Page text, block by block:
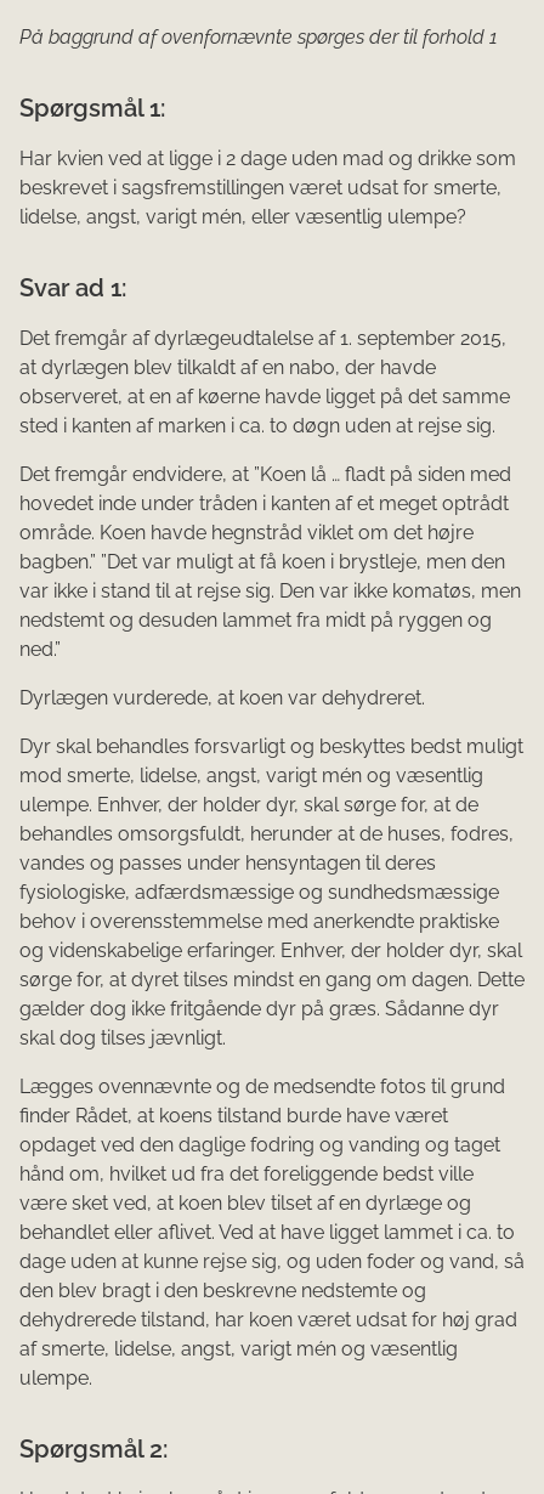
På baggrund af ovenfornævnte spørges der til forhold 1
Spørgsmål 1:
Har kvien ved at ligge i 2 dage uden mad og drikke som
beskrevet i sagsfremstillingen været udsat for smerte,
lidelse, angst, varigt mén, eller væsentlig ulempe?
Svar ad 1:
Det fremgår af dyrlægeudtalelse af 1. september 2015,
at dyrlægen blev tilkaldt af en nabo, der havde
observeret, at en af køerne havde ligget på det samme
sted i kanten af marken i ca. to døgn uden at rejse sig.
Det fremgår endvidere, at ”Koen lå … fladt på siden med
hovedet inde under tråden i kanten af et meget optrådt
område. Koen havde hegnstråd viklet om det højre
bagben.” ”Det var muligt at få koen i brystleje, men den
var ikke i stand til at rejse sig. Den var ikke komatøs, men
nedstemt og desuden lammet fra midt på ryggen og
ned.”
Dyrlægen vurderede, at koen var dehydreret.
Dyr skal behandles forsvarligt og beskyttes bedst muligt
mod smerte, lidelse, angst, varigt mén og væsentlig
ulempe. Enhver, der holder dyr, skal sørge for, at de
behandles omsorgsfuldt, herunder at de huses, fodres,
vandes og passes under hensyntagen til deres
fysiologiske, adfærdsmæssige og sundhedsmæssige
behov i overensstemmelse med anerkendte praktiske
og videnskabelige erfaringer. Enhver, der holder dyr, skal
sørge for, at dyret tilses mindst en gang om dagen. Dette
gælder dog ikke fritgående dyr på græs. Sådanne dyr
skal dog tilses jævnligt.
Lægges ovennævnte og de medsendte fotos til grund
finder Rådet, at koens tilstand burde have været
opdaget ved den daglige fodring og vanding og taget
hånd om, hvilket ud fra det foreliggende bedst ville
være sket ved, at koen blev tilset af en dyrlæge og
behandlet eller aflivet. Ved at have ligget lammet i ca. to
dage uden at kunne rejse sig, og uden foder og vand, så
den blev bragt i den beskrevne nedstemte og
dehydrerede tilstand, har koen været udsat for høj grad
af smerte, lidelse, angst, varigt mén og væsentlig
ulempe.
Spørgsmål 2: